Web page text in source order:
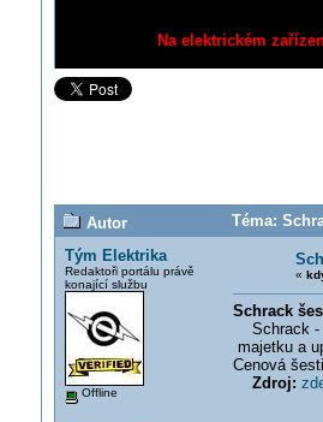
Na elektrickém
Autor
Téma:
Tým Elektrika
Redaktoři portálu právě
konající službu
Offline
«
Schrack
Schrack -
majetku a
Cenová
Zdroj: